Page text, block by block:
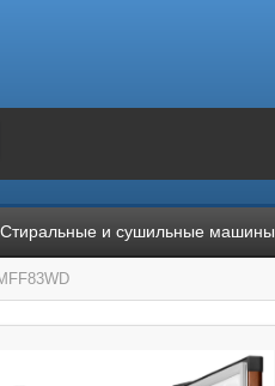
Стиральные и сушильные машины